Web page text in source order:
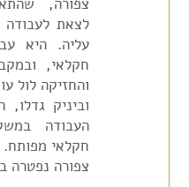
לצאת
עליה. היא
חקלאי,
והחזיקה לול
וביניק
העבודה
חקלאי מפותח.
צפורה נפטרה